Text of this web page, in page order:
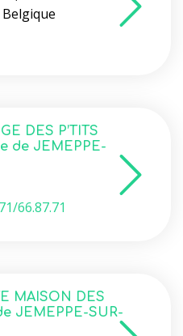
DES P’TITS
de JEMEPPE-
66.87.71
MAISON DES
JEMEPPE-SUR-